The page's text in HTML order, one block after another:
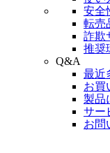
安全
転売
詐欺
推奨
Q&A
最近
お買
製品
サー
お問